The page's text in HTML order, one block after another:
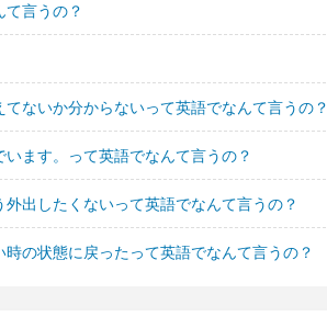
て言うの？
ないか分からないって英語でなんて言うの？
ます。って英語でなんて言うの？
出したくないって英語でなんて言うの？
の状態に戻ったって英語でなんて言うの？